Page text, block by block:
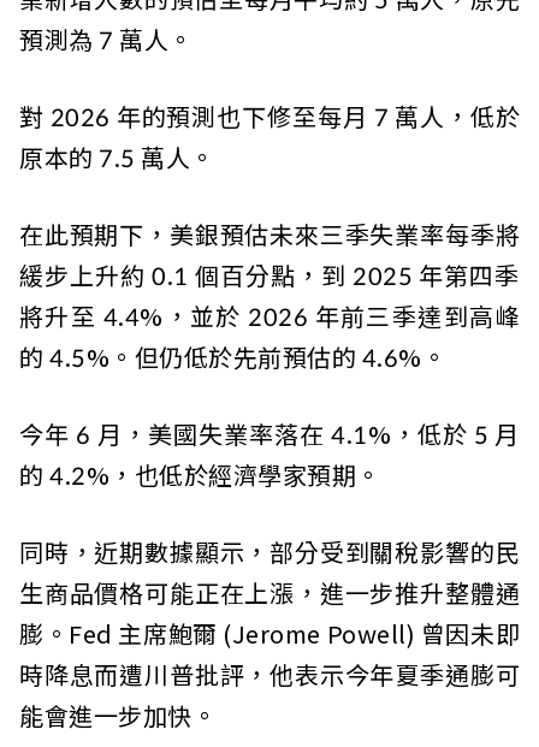
預測為 7 萬人。
對 2026 年的預測也下修至每月 7 萬人，低於
原本的 7.5 萬人。
在此預期下，美銀預估未來三季失業率每季將
緩步上升約 0.1 個百分點，到 2025 年第四季
將升至 4.4%，並於 2026 年前三季達到高峰
的 4.5%。但仍低於先前預估的 4.6%。
今年 6 月，美國失業率落在 4.1%，低於 5 月
的 4.2%，也低於經濟學家預期。
同時，近期數據顯示，部分受到關稅影響的民
生商品價格可能正在上漲，進一步推升整體通
膨。Fed 主席鮑爾 (Jerome Powell) 曾因未即
時降息而遭川普批評，他表示今年夏季通膨可
能會進一步加快。